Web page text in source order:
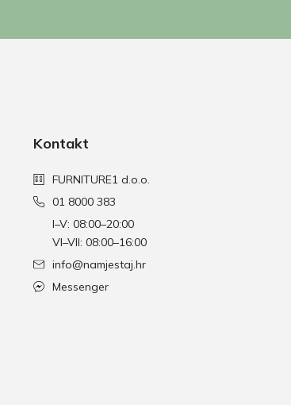
Kontakt
FURNITURE1 d.o.o.
01 8000 383
I–V: 08:00–20:00
VI–VII: 08:00–16:00
info@namjestaj.hr
Messenger